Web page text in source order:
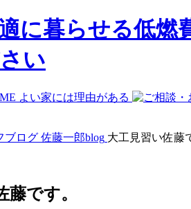
ブログ 佐藤一郎blog 大工見習い佐藤
藤です。